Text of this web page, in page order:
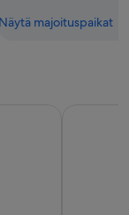
Näytä majoituspaikat